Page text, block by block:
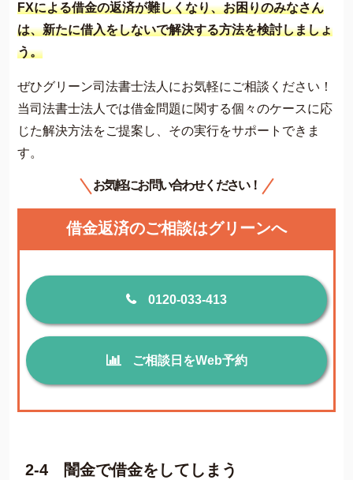
FXによる借金の返済が難しくなり、お困りのみなさん
は、新たに借入をしないで解決する方法を検討しましょ
う。
ぜひグリーン司法書士法人にお気軽にご相談ください！
当司法書士法人では借金問題に関する個々のケースに応
じた解決方法をご提案し、その実行をサポートできま
す。
お気軽にお問い合わせください！
借金返済のご相談はグリーンへ
0120-033-413
ご相談日をWeb予約
2-4 闇金で借金をしてしまう